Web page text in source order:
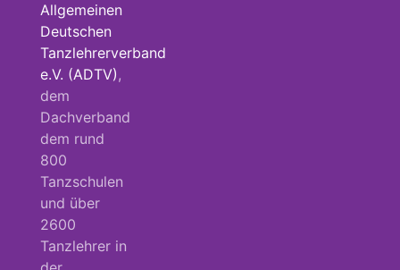
Allgemeinen
Deutschen
Tanzlehrerverband
e.V. (ADTV),
dem
Dachverband
dem rund
800
Tanzschulen
und über
2600
Tanzlehrer in